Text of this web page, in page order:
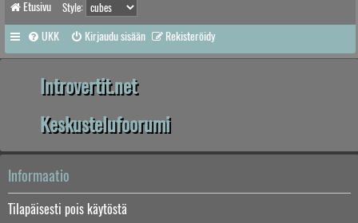
Etusivu Style:
UKK Kirjaudu sisään Rekisteröidy
Introvertit.net
Keskustelufoorumi
Informaatio
Tilapäisesti pois käytöstä